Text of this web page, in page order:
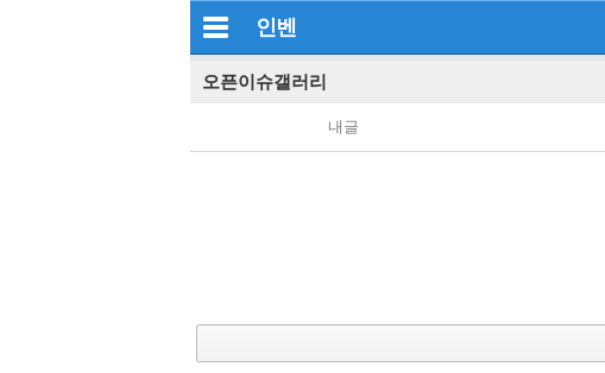
인벤
오픈이슈갤러리
내글